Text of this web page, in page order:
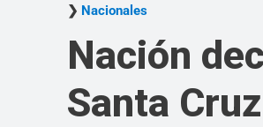
Nacionales
Nación
Santa